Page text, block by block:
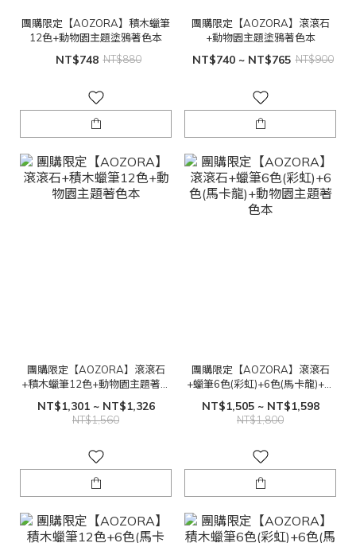
團購限定【AOZORA】積木蠟筆
12色+動物園主題塗鴉著色本
NT$748 NT$880
團購限定【AOZORA】滾滾石
+動物園主題塗鴉著色本
NT$740 ~ NT$765 NT$900
團購限定【AOZORA】滾滾石
+積木蠟筆12色+動物園主題著色
NT$1,301 ~ NT$1,326
NT$1,560
團購限定【AOZORA】滾滾石
+蠟筆6色(彩虹)+6色(馬卡龍)+動
物園主題著色本
NT$1,505 ~ NT$1,598
NT$1,800